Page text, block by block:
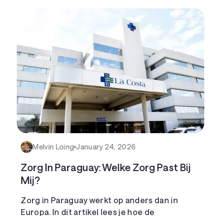
Melvin Loing January 24, 2026
Zorg In Paraguay: Welke Zorg Past Bij
Mij?
Zorg in Paraguay werkt op anders dan in
Europa. In dit artikel lees je hoe de